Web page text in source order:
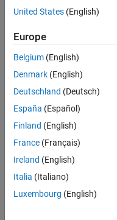
maintenant
Poste:
36935-
Ingénierie
de
la
FR-
United States (English)
Europe
Belgium (English)
Denmark (English)
Deutschland (Deutsch)
España (Español)
Finland (English)
France (Français)
Ireland (English)
Italia (Italiano)
Luxembourg (English)